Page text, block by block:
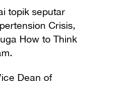
topik seputar
Crisis,
How to Think
Dean of